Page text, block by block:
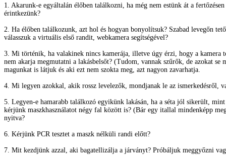
1. Akarunk-e egyáltalán élőben találkozni, ha még nem estünk át a
érintkezünk?
2. Ha élőben találkozunk, azt hol és hogyan bonyolítsuk? Szabad levegőn
válasszuk a virtuális első randit, webkamera segítségével?
3. Mi történik, ha valakinek nincs kamerája, illetve úgy érzi, hogy a kamera
nem akarja megmutatni a lakásbelsőt? (Tudom, vannak szűrők, de azokat
magunkat is látjuk és aki ezt nem szokta meg, azt nagyon zavarhatja.
4. Mi legyen azokkal, akik rossz levelezők, mondjanak le az ismerkedésről,
5. Legyen-e hamarabb találkozó egyikünk lakásán, ha a séta jól sikerült,
kérjünk maszkhasználatot négy fal között is? (Bár egy itallal mindenképp
nyitva?
6. Kérjünk PCR tesztet a maszk nélküli randi előtt?
7. Mit kezdjünk azzal, aki bagatellizálja a járványt? Próbáljuk meggyőzni